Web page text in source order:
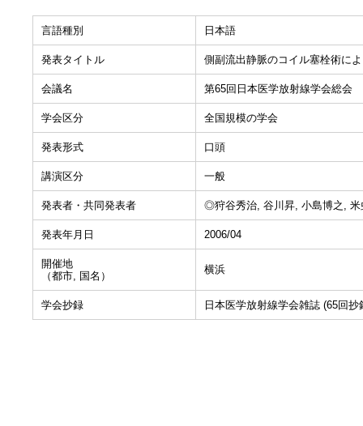
言語種別 日本語
発表タイトル 側副流出静脈のコイル塞栓術に
会議名 第65回日本医学放射線学会総会
学会区分 全国規模の学会
発表形式 口頭
講演区分 一般
発表者・共同発表者 ◎狩谷秀治, 谷川昇, 小島博之,
発表年月日 2006/04
開催地
（都市, 国名）
横浜
学会抄録 日本医学放射線学会雑誌 (65回抄